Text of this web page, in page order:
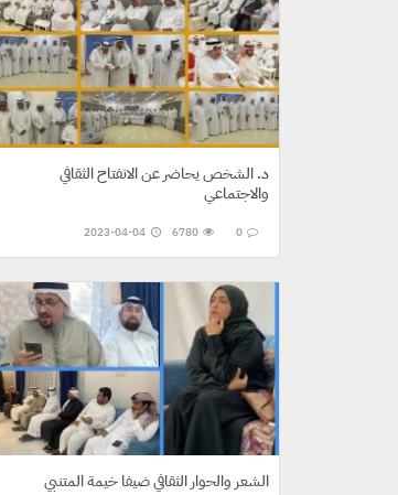
د. الشخص يحاضر عن الانفتاح الثقافي
والاجتماعي
الشعر والحوار الثقافي ضيفا خيمة المتنبي